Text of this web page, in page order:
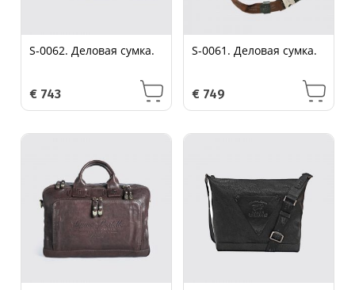
S-0062. Деловая сумка.
€ 743
S-0061. Деловая сумка.
€ 749